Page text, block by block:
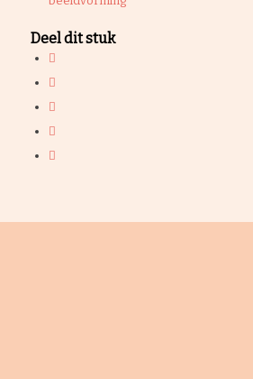
Deel dit stuk